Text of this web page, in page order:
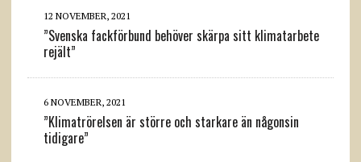
12 NOVEMBER, 2021
”Svenska fackförbund behöver skärpa sitt klimatarbete
rejält”
6 NOVEMBER, 2021
”Klimatrörelsen är större och starkare än någonsin
tidigare”